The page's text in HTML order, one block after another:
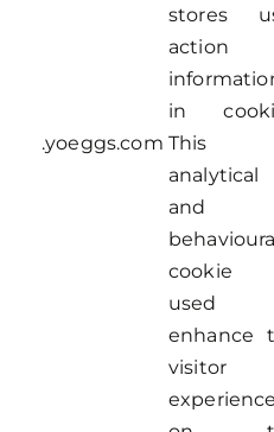
.yoeggs.com
stores
action
in
This
analytical
and
cookie
used
enhance
visitor